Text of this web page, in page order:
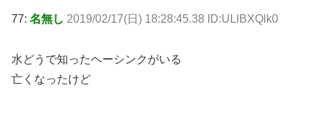
77: 名無し 2019/02/17(日) 18:28:45.38 ID:ULlBXQlk0
水どうで知ったヘーシンクがいる
亡くなったけど